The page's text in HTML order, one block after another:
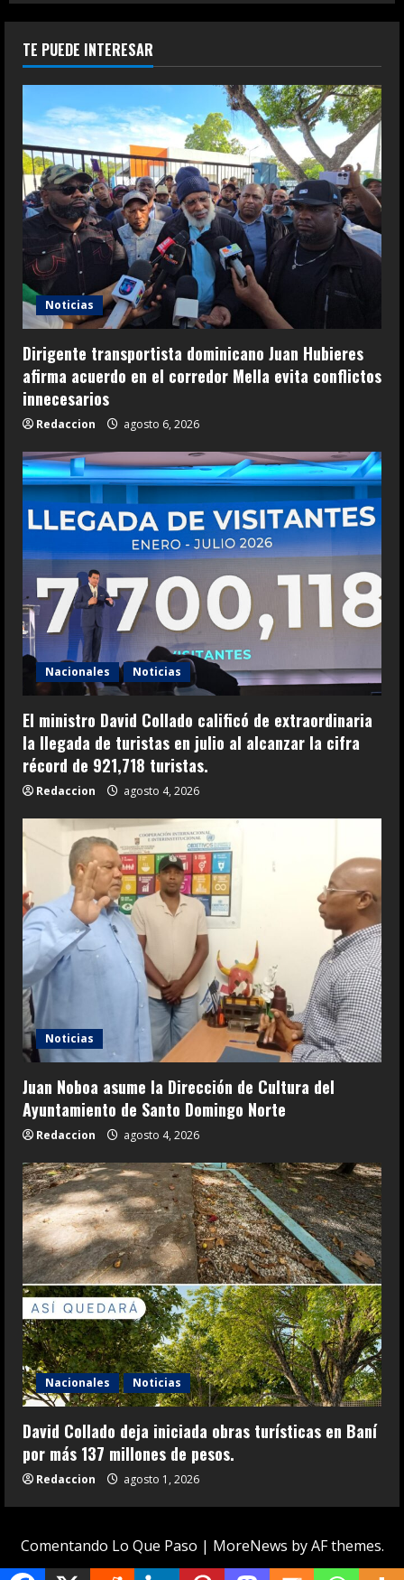
TE PUEDE INTERESAR
Noticias
Dirigente transportista dominicano Juan Hubieres
afirma acuerdo en el corredor Mella evita conflictos
innecesarios
Redaccion agosto 6, 2026
Nacionales Noticias
El ministro David Collado calificó de extraordinaria
la llegada de turistas en julio al alcanzar la cifra
récord de 921,718 turistas.
Redaccion agosto 4, 2026
Noticias
Juan Noboa asume la Dirección de Cultura del
Ayuntamiento de Santo Domingo Norte
Redaccion agosto 4, 2026
Nacionales Noticias
David Collado deja iniciada obras turísticas en Baní
por más 137 millones de pesos.
Redaccion agosto 1, 2026
Comentando Lo Que Paso | MoreNews by AF themes.